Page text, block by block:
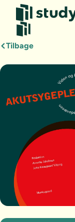
Tilbage